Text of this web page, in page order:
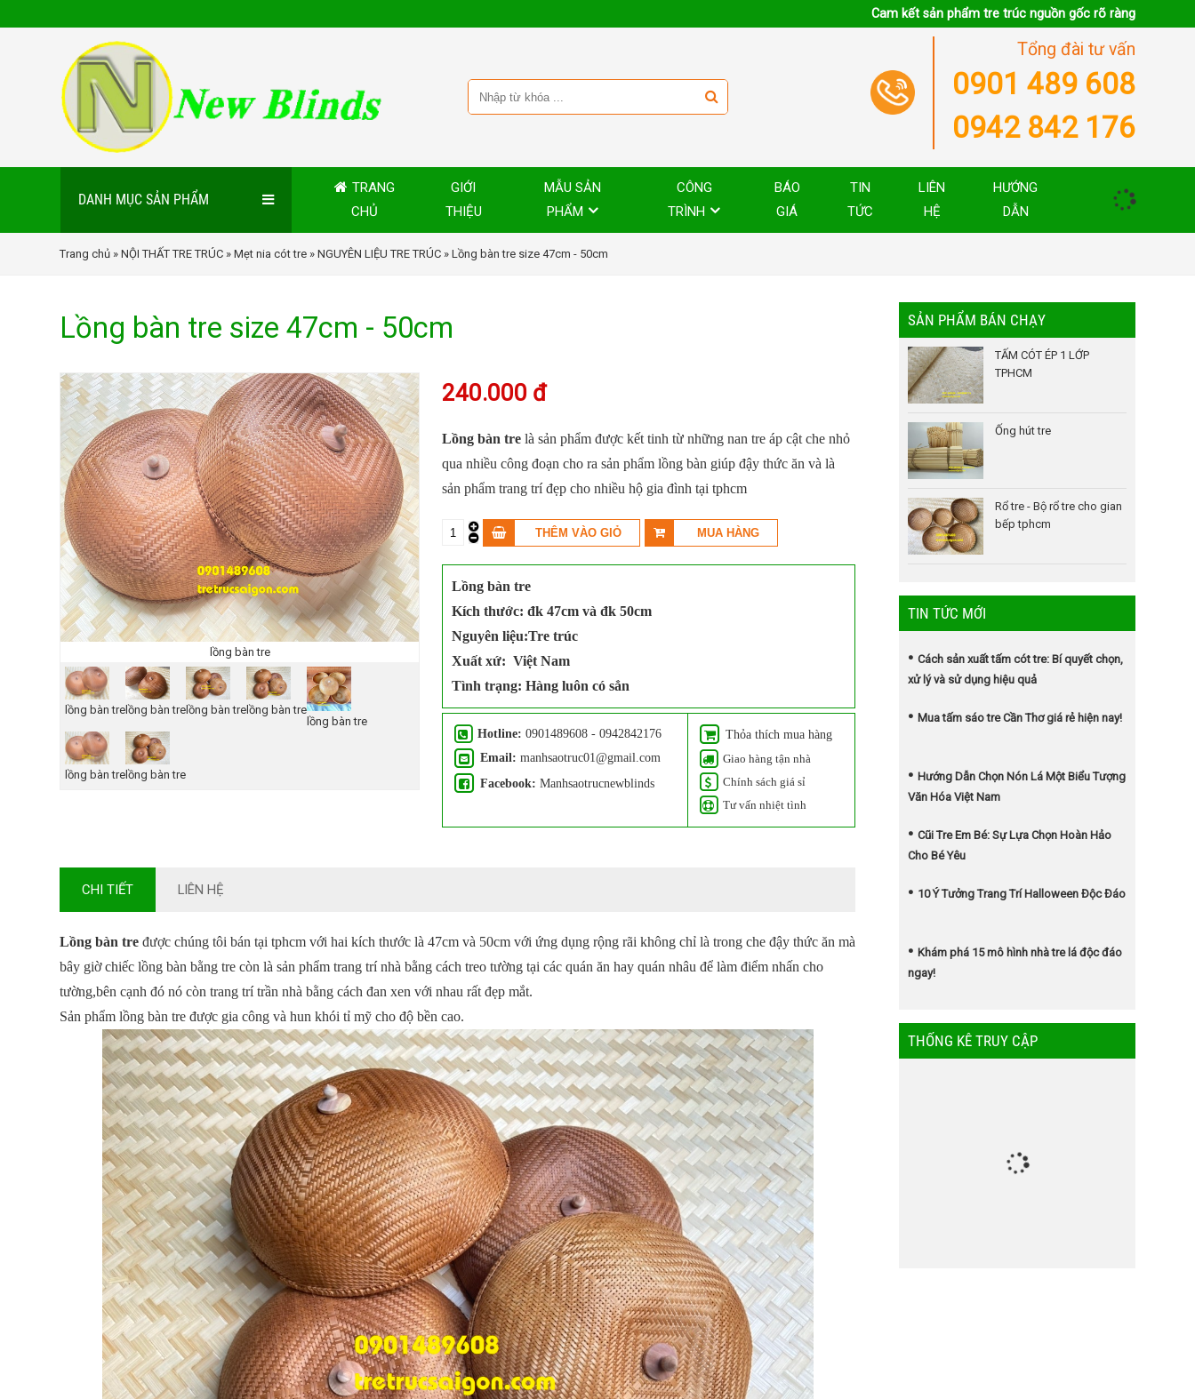
Cam kết sản phẩm tre trúc nguồn gốc rõ ràng
Tổng đài tư vấn
0901 489 608
0942 842 176
DANH MỤC SẢN PHẨM
TRANG
CHỦ
GIỚI
THIỆU
MẪU SẢN
PHẨM
CÔNG
TRÌNH
BÁO
GIÁ
TIN
TỨC
LIÊN
HỆ
HƯỚNG
DẪN
Trang chủ »NỘI THẤT TRE TRÚC »Mẹt nia cót tre »NGUYÊN LIỆU TRE TRÚC » Lồng bàn tre size 47cm - 50cm
Lồng bàn tre size 47cm - 50cm
lồng bàn tre
lồng bàn tre lồng bàn tre lồng bàn tre lồng bàn tre
lồng bàn tre
lồng bàn tre lồng bàn tre
240.000 đ
Lồng bàn trelà sản phẩm được kết tinh từ những nan tre áp cật che nhỏ
qua nhiều công đoạn cho ra sản phẩm lồng bàn giúp đậy thức ăn và là
sản phẩm trang trí đẹp cho nhiều hộ gia đình tại tphcm
Lồng bàn tre
Kích thước: đk 47cm và đk 50cm
Nguyên liệu:Tre trúc
Xuất xứ: Việt Nam
Tình trạng: Hàng luôn có sẳn
Hotline: 0901489608 - 0942842176
Email: manhsaotruc01@gmail.com
Facebook: Manhsaotrucnewblinds
Thỏa thích mua hàng
Giao hàng tận nhà
Chính sách giá sỉ
Tư vấn nhiệt tình
CHI TIẾT LIÊN HỆ
Lồng bàn tre được chúng tôi bán tại tphcm với hai kích thước là 47cm và 50cm với ứng dụng rộng rãi không chỉ là trong che đậy thức ăn mà
bây giờ chiếc lồng bàn bằng tre còn là sản phẩm trang trí nhà bằng cách treo tường tại các quán ăn hay quán nhâu để làm điểm nhấn cho
tường,bên cạnh đó nó còn trang trí trần nhà bằng cách đan xen với nhau rất đẹp mắt.
Sản phẩm lồng bàn tre được gia công và hun khói tỉ mỹ cho độ bền cao.
SẢN PHẨM BÁN CHẠY
TẤM CÓT ÉP 1 LỚP
TPHCM
Ống hút tre
Rổ tre - Bộ rổ tre cho gian
bếp tphcm
TIN TỨC MỚI
Cách sản xuất tấm cót tre: Bí quyết chọn,
xử lý và sử dụng hiệu quả
Mua tấm sáo tre Cần Thơ giá rẻ hiện nay!
Hướng Dẫn Chọn Nón Lá Một Biểu Tượng
Văn Hóa Việt Nam
Cũi Tre Em Bé: Sự Lựa Chọn Hoàn Hảo
Cho Bé Yêu
10 Ý Tưởng Trang Trí Halloween Độc Đáo
Khám phá 15 mô hình nhà tre lá độc đáo
ngay!
THỐNG KÊ TRUY CẬP